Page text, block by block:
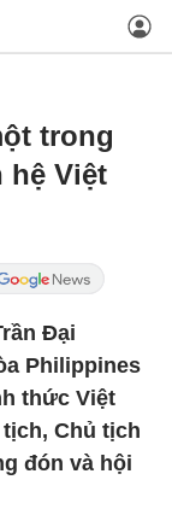
trong
hệ Việt
Đại
Philippines
thức Việt
tịch, Chủ tịch
đón và hội